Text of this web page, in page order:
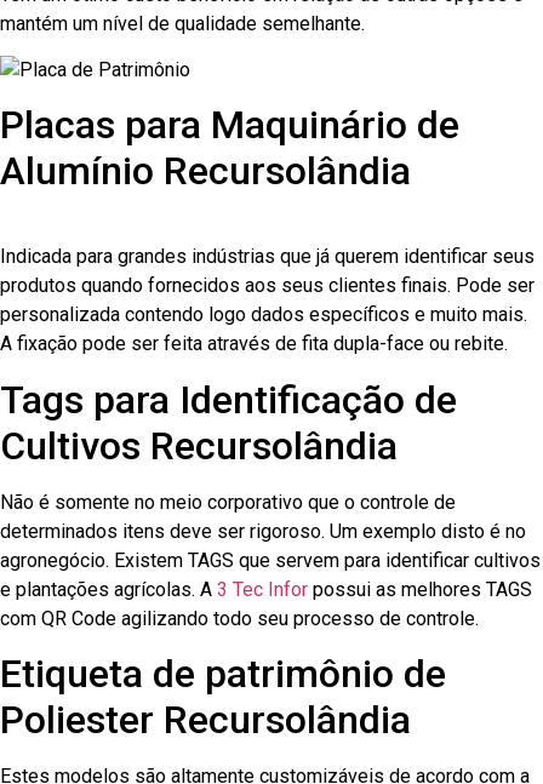
mantém um nível de qualidade semelhante.
Placas para Maquinário de
Alumínio Recursolândia
Indicada para grandes indústrias que já querem identificar seus
produtos quando fornecidos aos seus clientes finais. Pode ser
personalizada contendo logo dados específicos e muito mais.
A fixação pode ser feita através de fita dupla-face ou rebite.
Tags para Identificação de
Cultivos Recursolândia
Não é somente no meio corporativo que o controle de
determinados itens deve ser rigoroso. Um exemplo disto é no
agronegócio. Existem TAGS que servem para identificar cultivos
e plantações agrícolas. A 3 Tec Infor possui as melhores TAGS
com QR Code agilizando todo seu processo de controle.
Etiqueta de patrimônio de
Poliester Recursolândia
Estes modelos são altamente customizáveis de acordo com a